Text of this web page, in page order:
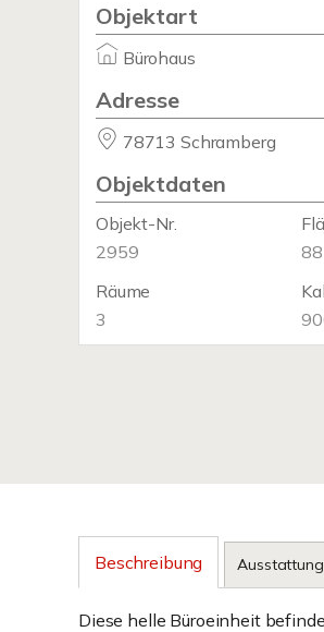
Objektart
Bürohaus
Adresse
78713 Schramberg
Objektdaten
Objekt-Nr.
2959
88
Räume
3
Beschreibung Ausstattung
Diese helle Büroeinheit